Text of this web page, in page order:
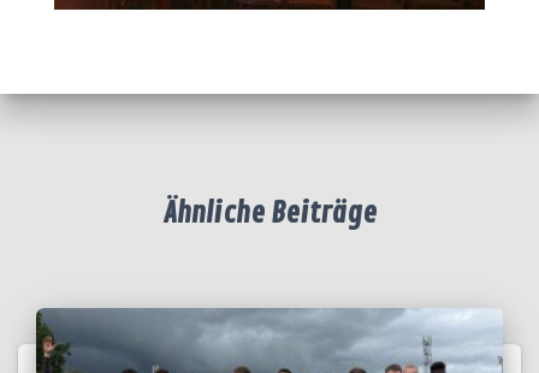
Ähnliche Beiträge